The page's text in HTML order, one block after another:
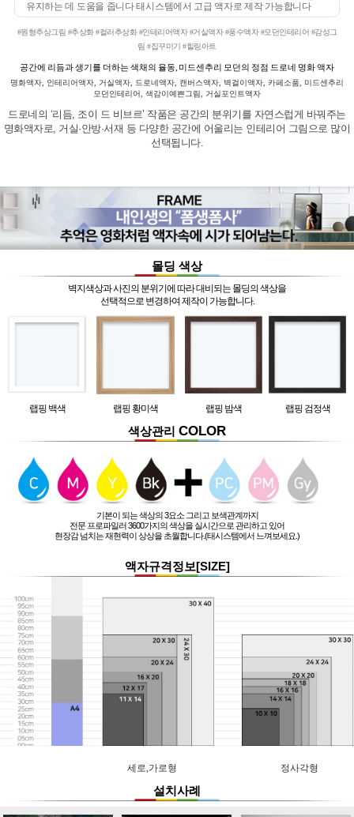
유지하는 데 도움을 줍니다 태시스템에서 고급 액자로 제작 가능합니다
#원형추상그림 #추상화 #컬러추상화 #인테리어액자 #거실액자 #풍수액자 #모던인테리어 #감성그
림 #집꾸미기 #힐링아트
공간에 리듬과 생기를 더하는 색채의 율동, 미드센추리 모던의 정점 드로네 명화 액자
명화액자, 인테리어액자, 거실액자, 드로네액자, 캔버스액자, 벽걸이액자, 카페소품, 미드센추리
모던인테리어, 색감이예쁜그림, 거실포인트액자
드로네의 ‘리듬, 조이 드 비브르’ 작품은 공간의 분위기를 자연스럽게 바꿔주는
명화액자로, 거실·안방·서재 등 다양한 공간에 어울리는 인테리어 그림으로 많이
선택됩니다.
몰딩 색상
벽지색상과 사진의 분위기에 따라 대비되는 몰딩의 색상을
선택적으로 변경하여 제작이 가능합니다.
랩핑 백색 랩핑 황미색 랩핑 밤색 랩핑 검정색
색상관리 COLOR
기본이 되는 색상의 3요소 그리고 보색관계까지
전문 프로파일러 3600가지의 색상을 실시간으로 관리하고 있어
현장감 넘치는 재현력이 상상을 초월합니다.(태시스템에서 느껴보세요.)
액자규격정보[SIZE]
세로,가로형 정사각형
설치사례